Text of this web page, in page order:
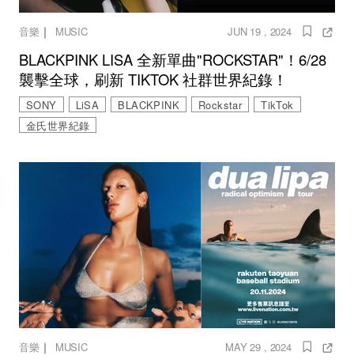
音樂 ｜ MUSIC JUN 19 , 2024
BLACKPINK LISA 全新單曲"ROCKSTAR"！6/28
襲擊全球，刷新 TIKTOK 社群世界紀錄！
SONY LiSA BLACKPINK Rockstar
TikTok
金氏世界紀錄
音樂 ｜ MUSIC MAY 29 , 2024